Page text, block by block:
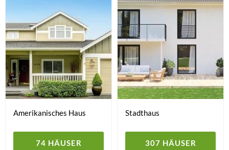
Amerikanisches Haus
74 HÄUSER
Stadthaus
307 HÄUSER